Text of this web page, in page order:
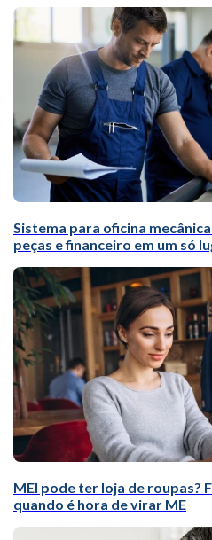
Sistema para oficina
peças e financeiro em um só
MEI pode ter loja de roupas?
quando é hora de virar ME